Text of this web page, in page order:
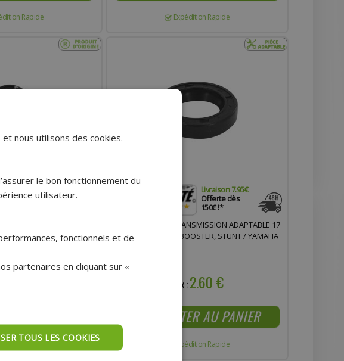
Rapide Expédition Rapide
Livraison 7.95€
Offerte dès
SYM 17X30X5
II / FIDDLE II / JET 4 4
Livraison 7.95€
Offerte dès
150€ !*
JOINT SPI CARTER TRANSMISSION ADAPTABLE 17
X 28 X 6 MM MBK 50 BOOSTER, STUNT / YAMAHA
Prix :2.60 €
AJOUTER AU PANIER
Expédition Rapide
nous utilisons des cookies.
le bon fonctionnement du
utilisateur.
fonctionnels et de
partenaires en cliquant sur «
TOUS LES COOKIES